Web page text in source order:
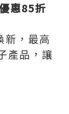
惠85折
新，最高
產品，讓